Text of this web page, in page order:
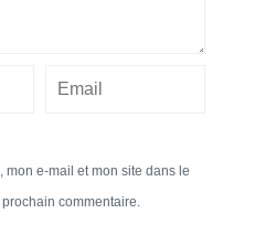
mon e-mail et mon site dans le
commentaire.